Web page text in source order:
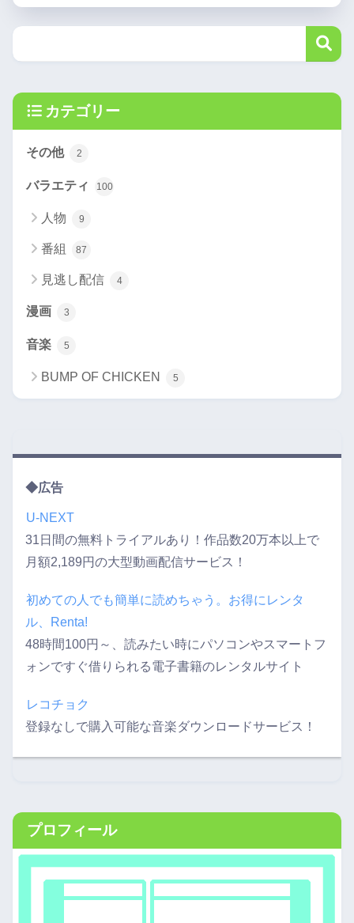
カテゴリー
その他 2
バラエティ 100
人物 9
番組 87
見逃し配信 4
漫画 3
音楽 5
BUMP OF CHICKEN 5
◆広告
U-NEXT
31日間の無料トライアルあり！作品数20万本以上で
月額2,189円の大型動画配信サービス！
初めての人でも簡単に読めちゃう。お得にレンタ
ル、Renta!
48時間100円～、読みたい時にパソコンやスマートフ
ォンですぐ借りられる電子書籍のレンタルサイト
レコチョク
登録なしで購入可能な音楽ダウンロードサービス！
プロフィール